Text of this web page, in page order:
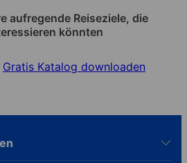
aufregende Reiseziele, die
könnten
Gratis Katalog downloaden